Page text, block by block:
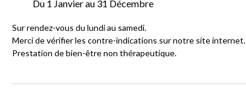
Du 1 Janvier au 31 Décembre
Sur rendez-vous du lundi au samedi.
Merci de vérifier les contre-indications sur notre site internet.
Prestation de bien-être non thérapeutique.